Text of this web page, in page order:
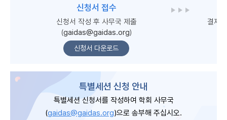
신청서 접수
신청서 작성 후 사무국 제출
(gaidas@gaidas.org)
신청서 다운로드
결제
특별세션 신청 안내
특별세션 신청서를 작성하여 학회 사무국
(gaidas@gaidas.org)으로 송부해 주십시오.